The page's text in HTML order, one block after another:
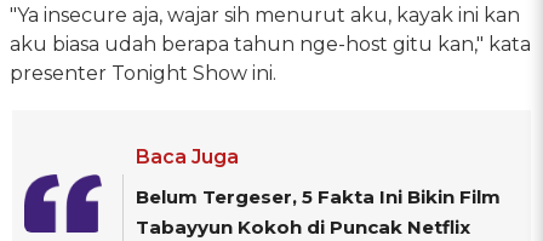
"Ya insecure aja, wajar sih menurut aku, kayak ini kan
aku biasa udah berapa tahun nge-host gitu kan," kata
presenter Tonight Show ini.
Baca Juga
Belum Tergeser, 5 Fakta Ini Bikin Film
Tabayyun Kokoh di Puncak Netflix